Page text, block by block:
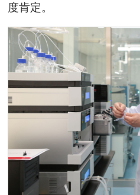
度肯定。